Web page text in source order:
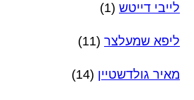
לייבי דייטש (1)
ליפא שמעלצר (11)
מאיר גולדשטיין (14)